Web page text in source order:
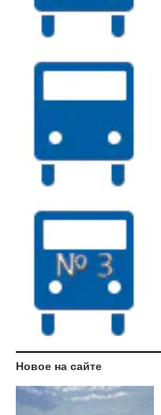
Новое на сайте